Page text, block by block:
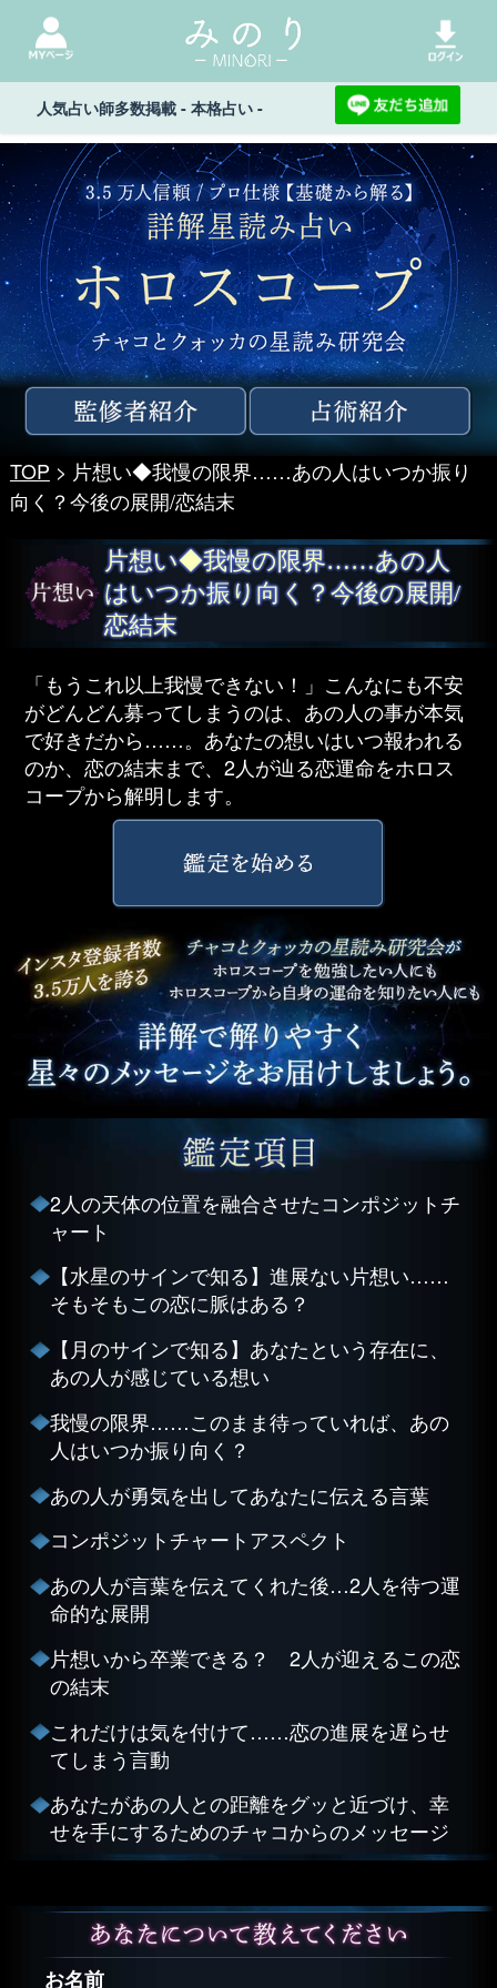
人気占い師多数掲載 - 本格占い -
TOP > 片想い◆我慢の限界……あの人はいつか振り
向く？今後の展開/恋結末
片想い◆我慢の限界……あの人
はいつか振り向く？今後の展開/
恋結末
「もうこれ以上我慢できない！」こんなにも不安
がどんどん募ってしまうのは、あの人の事が本気
で好きだから……。あなたの想いはいつ報われる
のか、恋の結末まで、2人が辿る恋運命をホロス
コープから解明します。
2人の天体の位置を融合させたコンポジットチ
ャート
【水星のサインで知る】進展ない片想い……
そもそもこの恋に脈はある？
【月のサインで知る】あなたという存在に、
あの人が感じている想い
我慢の限界……このまま待っていれば、あの
人はいつか振り向く？
あの人が勇気を出してあなたに伝える言葉
コンポジットチャートアスペクト
あの人が言葉を伝えてくれた後…2人を待つ運
命的な展開
片想いから卒業できる？ 2人が迎えるこの恋
の結末
これだけは気を付けて……恋の進展を遅らせ
てしまう言動
あなたがあの人との距離をグッと近づけ、幸
せを手にするためのチャコからのメッセージ
お名前